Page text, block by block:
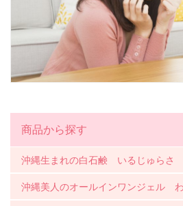
商品から探す
沖縄生まれの白石鹸 いるじゅらさ
沖縄美人のオールインワンジェル